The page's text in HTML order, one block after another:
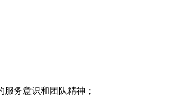
务意识和团队精神；